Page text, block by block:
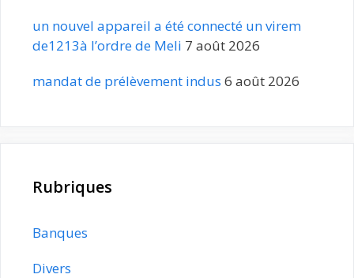
un nouvel appareil a été connecté un virem
de1213à l’ordre de Meli 7 août 2026
mandat de prélèvement indus 6 août 2026
Rubriques
Banques
Divers